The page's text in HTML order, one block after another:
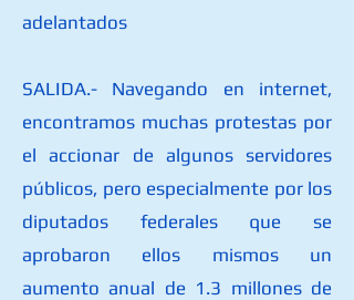
adelantados
SALIDA.- Navegando en internet,
encontramos muchas protestas por
el accionar de algunos servidores
públicos, pero especialmente por los
diputados federales que se
aprobaron ellos mismos un
aumento anual de 1.3 millones de